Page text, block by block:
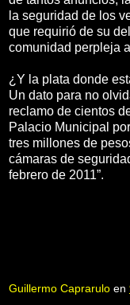
la seguridad de los
que requirió de su
comunidad perpleja
¿Y la plata donde
Un dato para no
reclamo de cientos
Palacio Municipal
tres millones de
cámaras de
febrero de 2011”.
Guillermo Caprarulo en